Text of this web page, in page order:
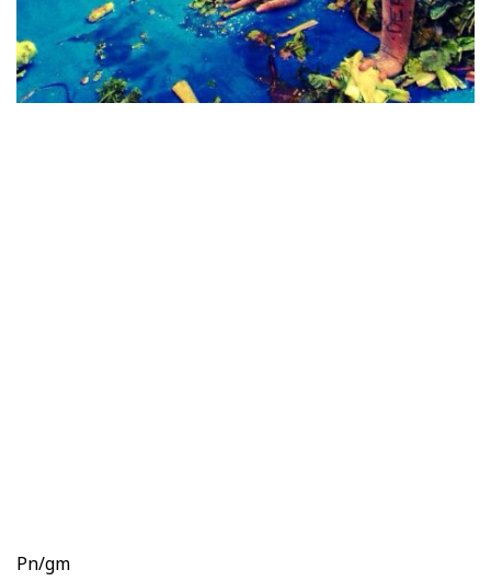
Pn/gm